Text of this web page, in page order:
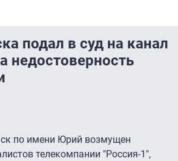
подал в суд на канал
недостоверность
по имени Юрий возмущен
телекомпании "Россия-1",